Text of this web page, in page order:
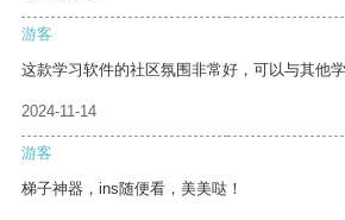
游客
这款学习软件的社区氛围非常好，可以与其他
2024-11-14
游客
梯子神器，ins随便看，美美哒！